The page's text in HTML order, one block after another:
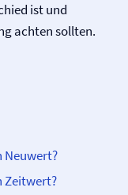
ist und
achten sollten.
Neuwert?
Zeitwert?